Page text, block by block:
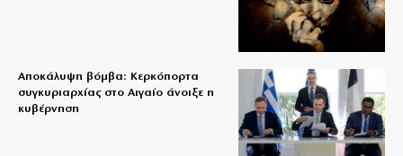
Αποκάλυψη βόμβα: Κερκόπορτα
συγκυριαρχίας στο Αιγαίο άνοιξε η
κυβέρνηση